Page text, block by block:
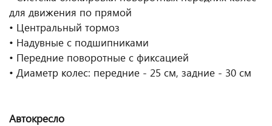
для движения по прямой
• Центральный тормоз
• Надувные с подшипниками
• Передние поворотные с фиксацией
• Диаметр колес: передние - 25 см, задние - 30 см
Автокресло